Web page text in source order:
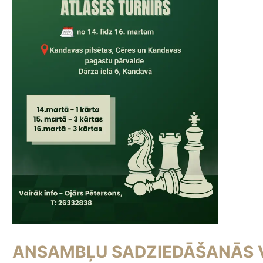
ANSAMBĻU SADZIEDĀŠANĀS